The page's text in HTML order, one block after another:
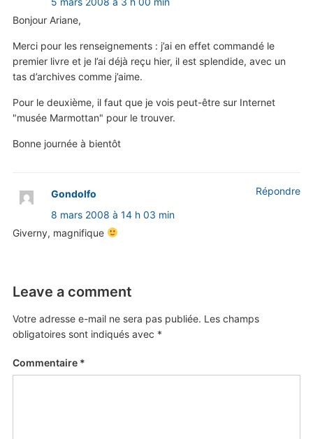
Bonjour Ariane,
Merci pour les renseignements : j’ai en effet commandé le
premier livre et je l’ai déjà reçu hier, il est splendide, avec un
tas d’archives comme j’aime.
Pour le deuxième, il faut que je vois peut-être sur Internet
"musée Marmottan" pour le trouver.
Bonne journée à bientôt
Gondolfo
8 mars 2008 à 14 h 03 min
Giverny, magnifique
Répondre
Leave a comment
Votre adresse e-mail ne sera pas publiée. Les champs
obligatoires sont indiqués avec *
Commentaire *